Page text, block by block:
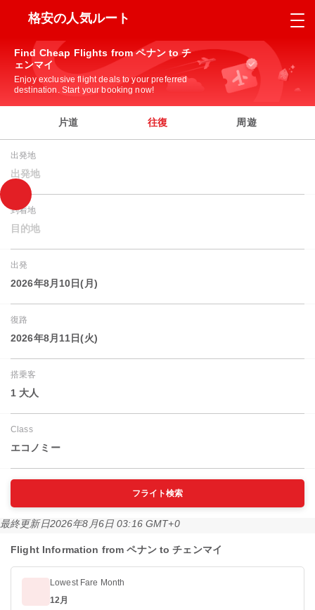
格安の人気ルート
Find Cheap Flights from ペナン to チ
ェンマイ
Enjoy exclusive flight deals to your preferred
destination. Start your booking now!
片道 往復 周遊
出発地
出発地
到着地
目的地
出発
2026年8月10日(月)
復路
2026年8月11日(火)
搭乗客
1 大人
Class
エコノミー
フライト検索
最終更新日2026年8月6日 03:16 GMT+0
Flight Information from ペナン to チェンマイ
Lowest Fare Month
12月